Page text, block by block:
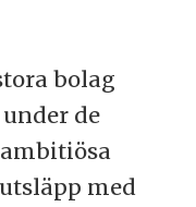
bolag
de
med